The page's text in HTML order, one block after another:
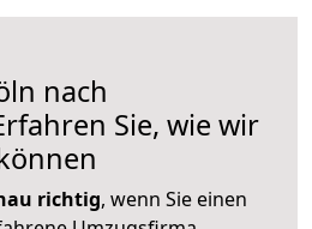
nach
Sie, wie wir
richtig, wenn Sie einen